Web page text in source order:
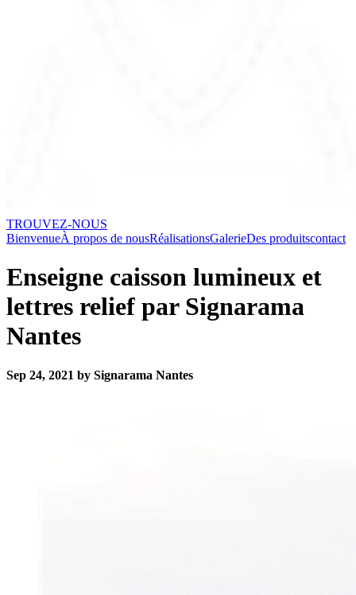
TROUVEZ-NOUS
BienvenueÀ propos de nousRéalisationsGalerieDes produitscontact
Enseigne caisson lumineux et
lettres relief par Signarama
Nantes
Sep 24, 2021 by Signarama Nantes